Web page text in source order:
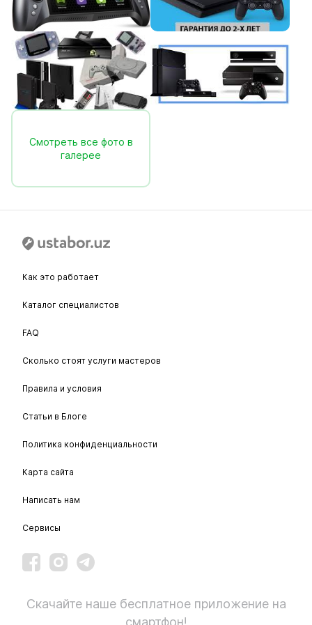
Смотреть все фото в
галерее
Как это работает
Каталог специалистов
FAQ
Сколько стоят услуги мастеров
Правила и условия
Статьи в Блоге
Политика конфиденциальности
Карта сайта
Написать нам
Сервисы
Скачайте наше бесплатное приложение на
смартфон!